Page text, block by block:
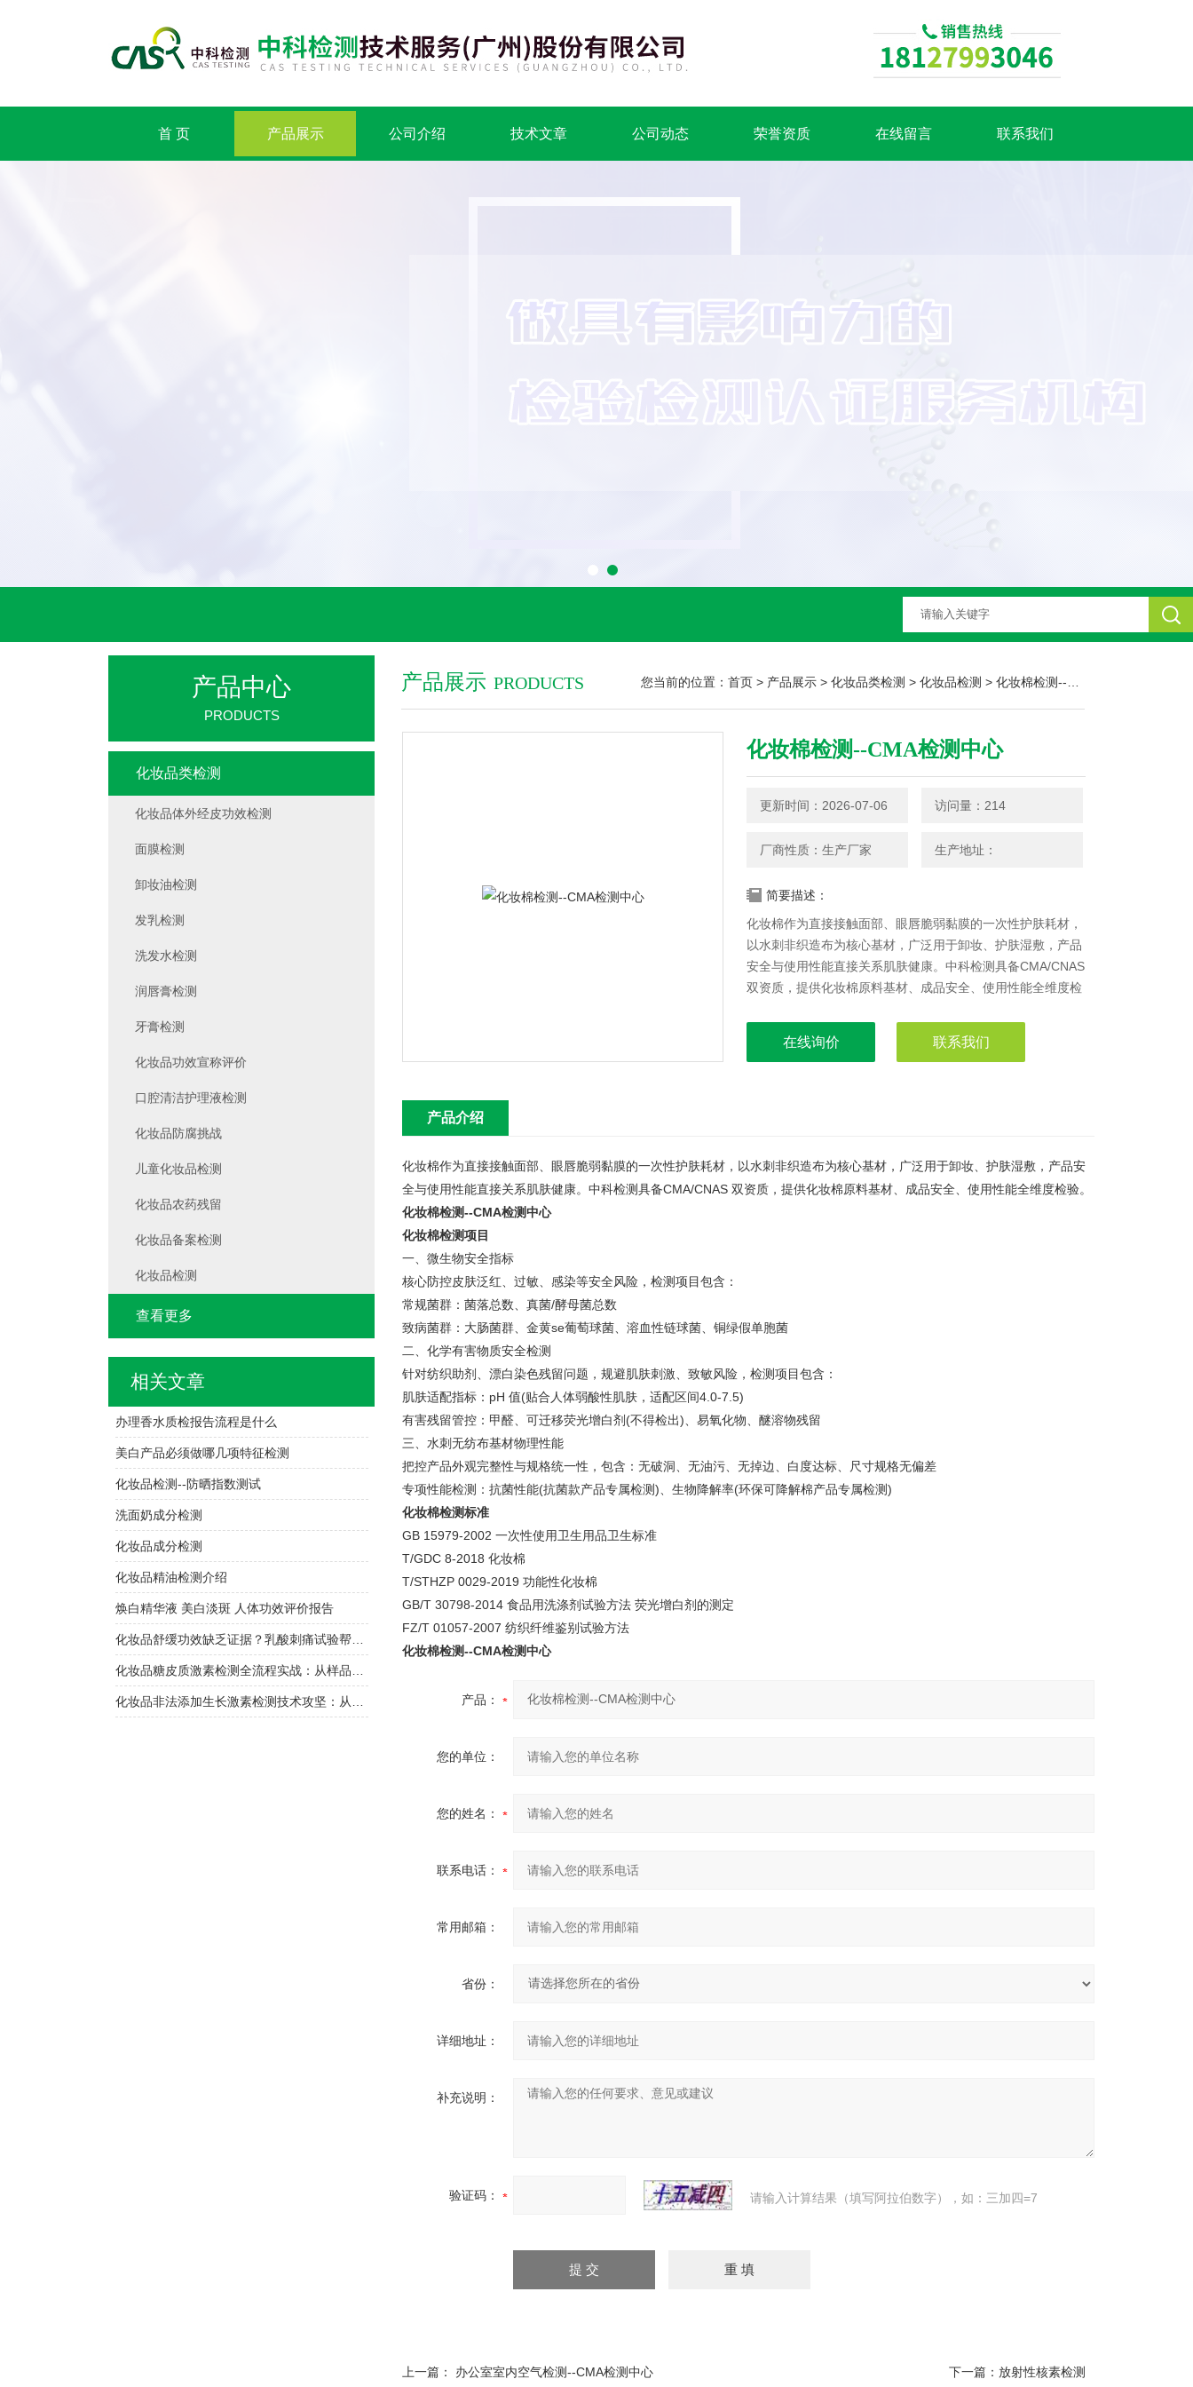
首 页 产品展示 公司介绍 技术文章 公司动态 荣誉资质 在线留言 联系我们
产品展示 PRODUCTS 您当前的位置： 首页 > 产品展示 > 化妆品类检测 > 化妆品检测 > 化妆棉检测--CMA检测中心
化妆棉检测--CMA检测中心
更新时间：2026-07-06 访问量：214
厂商性质：生产厂家 生产地址：
简要描述：
化妆棉作为直接接触面部、眼唇脆弱黏膜的一次性护肤耗材，
以水刺非织造布为核心基材，广泛用于卸妆、护肤湿敷，产品
安全与使用性能直接关系肌肤健康。中科检测具备CMA/CNAS
双资质，提供化妆棉原料基材、成品安全、使用性能全维度检
在线询价 联系我们
产品介绍
化妆棉作为直接接触面部、眼唇脆弱黏膜的一次性护肤耗材，以水刺非织造布为核心基材，广泛用于卸妆、护肤湿敷，产品安
全与使用性能直接关系肌肤健康。中科检测具备CMA/CNAS 双资质，提供化妆棉原料基材、成品安全、使用性能全维度检验。
化妆棉检测--CMA检测中心
化妆棉检测项目
一、微生物安全指标
核心防控皮肤泛红、过敏、感染等安全风险，检测项目包含：
常规菌群：菌落总数、真菌/酵母菌总数
致病菌群：大肠菌群、金黄se葡萄球菌、溶血性链球菌、铜绿假单胞菌
二、化学有害物质安全检测
针对纺织助剂、漂白染色残留问题，规避肌肤刺激、致敏风险，检测项目包含：
肌肤适配指标：pH 值(贴合人体弱酸性肌肤，适配区间4.0-7.5)
有害残留管控：甲醛、可迁移荧光增白剂(不得检出)、易氧化物、醚溶物残留
三、水刺无纺布基材物理性能
把控产品外观完整性与规格统一性，包含：无破洞、无油污、无掉边、白度达标、尺寸规格无偏差
专项性能检测：抗菌性能(抗菌款产品专属检测)、生物降解率(环保可降解棉产品专属检测)
化妆棉检测标准
GB 15979-2002 一次性使用卫生用品卫生标准
T/GDC 8-2018 化妆棉
T/STHZP 0029-2019 功能性化妆棉
GB/T 30798-2014 食品用洗涤剂试验方法 荧光增白剂的测定
FZ/T 01057-2007 纺织纤维鉴别试验方法
化妆棉检测--CMA检测中心
产品：
您的单位：
您的姓名：
联系电话：
常用邮箱：
省份：
详细地址：
补充说明：
验证码： 请输入计算结果（填写阿拉伯数字），如：三加四=7
上一篇： 办公室室内空气检测--CMA检测中心 下一篇： 放射性核素检测
产品中心
PRODUCTS
化妆品类检测
化妆品体外经皮功效检测
面膜检测
卸妆油检测
发乳检测
洗发水检测
润唇膏检测
牙膏检测
化妆品功效宣称评价
口腔清洁护理液检测
化妆品防腐挑战
儿童化妆品检测
化妆品农药残留
化妆品备案检测
化妆品检测
查看更多
相关文章
办理香水质检报告流程是什么
美白产品必须做哪几项特征检测
化妆品检测--防晒指数测试
洗面奶成分检测
化妆品成分检测
化妆品精油检测介绍
焕白精华液 美白淡斑 人体功效评价报告
化妆品舒缓功效缺乏证据？乳酸刺痛试验帮您科学验证